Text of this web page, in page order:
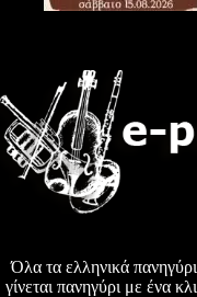
Όλα τα ελληνικά
γίνεται πανηγύρι με ένα